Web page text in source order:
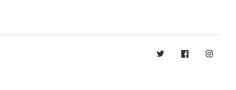
Twitter Facebook